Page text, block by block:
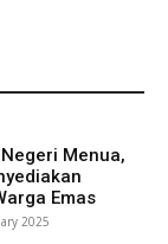
Menua,
Emas
2025